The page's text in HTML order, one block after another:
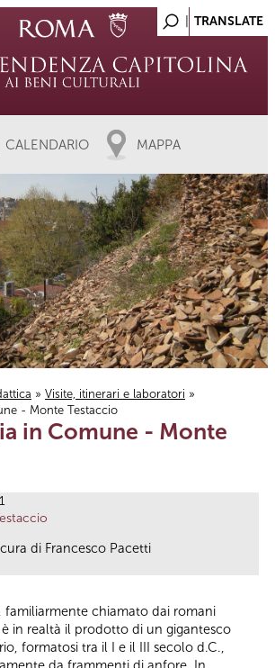
CALENDARIO MAPPA
» Visite, itinerari e laboratori »
- Monte Testaccio
in Comune - Monte
di Francesco Pacetti
familiarmente chiamato dai romani
è in realtà il prodotto di un gigantesco
formatosi tra il I e il III secolo d.C.,